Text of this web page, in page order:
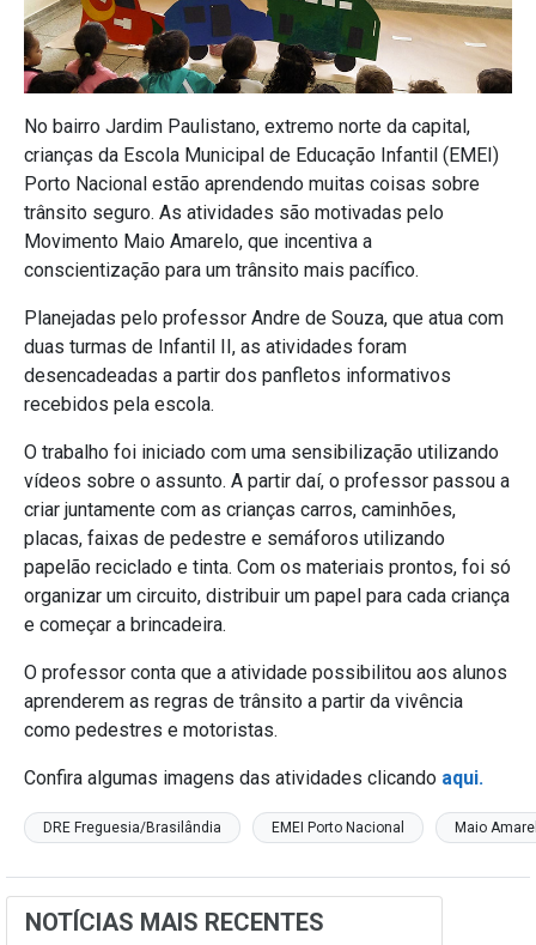
No bairro Jardim Paulistano, extremo norte da capital,
crianças da Escola Municipal de Educação Infantil (EMEI)
Porto Nacional estão aprendendo muitas coisas sobre
trânsito seguro. As atividades são motivadas pelo
Movimento Maio Amarelo, que incentiva a
conscientização para um trânsito mais pacífico.
Planejadas pelo professor Andre de Souza, que atua com
duas turmas de Infantil II, as atividades foram
desencadeadas a partir dos panfletos informativos
recebidos pela escola.
O trabalho foi iniciado com uma sensibilização utilizando
vídeos sobre o assunto. A partir daí, o professor passou a
criar juntamente com as crianças carros, caminhões,
placas, faixas de pedestre e semáforos utilizando
papelão reciclado e tinta. Com os materiais prontos, foi só
organizar um circuito, distribuir um papel para cada criança
e começar a brincadeira.
O professor conta que a atividade possibilitou aos alunos
aprenderem as regras de trânsito a partir da vivência
como pedestres e motoristas.
Confira algumas imagens das atividades clicando aqui.
DRE Freguesia/Brasilândia EMEI Porto Nacional Maio
NOTÍCIAS MAIS RECENTES